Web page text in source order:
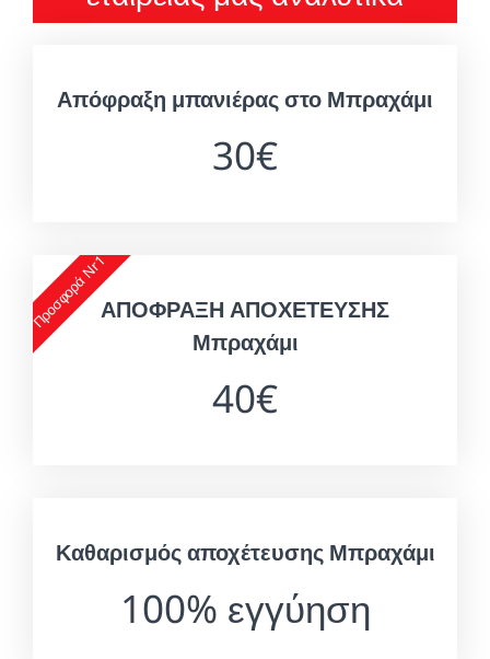
Απόφραξη μπανιέρας στο Μπραχάμι
30€
Προσφορά Nr1ΑΠΟΦΡΑΞΗ ΑΠΟΧΕΤΕΥΣΗΣ
Μπραχάμι
40€
Καθαρισμός αποχέτευσης Μπραχάμι
100% εγγύηση